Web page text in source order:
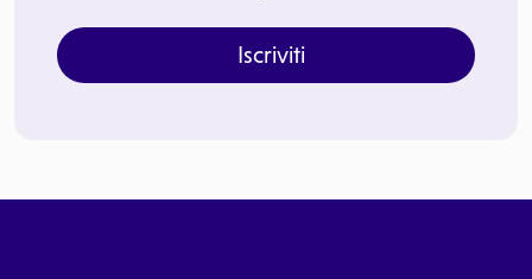
Iscriviti